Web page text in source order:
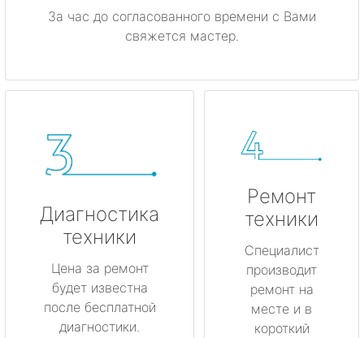
За час до согласованного времени с Вами
свяжется мастер.
Диагностика
техники
Цена за ремонт
будет известна
после бесплатной
диагностики.
Ремонт
техники
Специалист
производит
ремонт на
месте и в
короткий